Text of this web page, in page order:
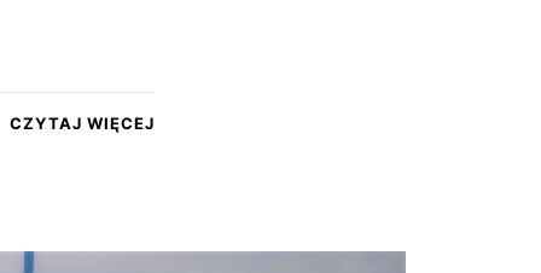
CZYTAJ WIĘCEJ